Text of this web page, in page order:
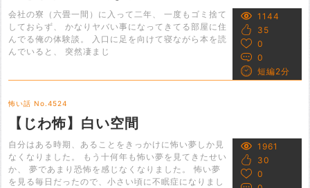
会社の寮（六畳一間）に入って二年、 一度もゴミ捨て
しておらず、 かなりヤバい事になってきてる部屋に住
んでる俺の体験談。 入口に足を向けて寝ながら本を読
んでいると、 突然凄まじ
1144
35
0
0
短編2分
怖い話 No.4524
【じわ怖】白い空間
自分はある時期、あることをきっかけに怖い夢しか見
なくなりました。 もう十何年も怖い夢を見てきたせい
か、 夢であまり恐怖を感じなくなりました。 怖い夢
を見る毎日だったので、小さい頃に不眠症になりまし
1961
30
0